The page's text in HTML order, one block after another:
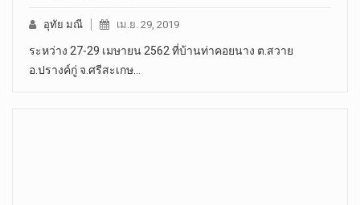
อุทัย มณี เม.ย. 29, 2019
ระหว่าง 27-29 เมษายน 2562 ที่บ้านท่าคอยนาง ต.สวาย
อ.ปรางค์กู่ จ.ศรีสะเกษ…